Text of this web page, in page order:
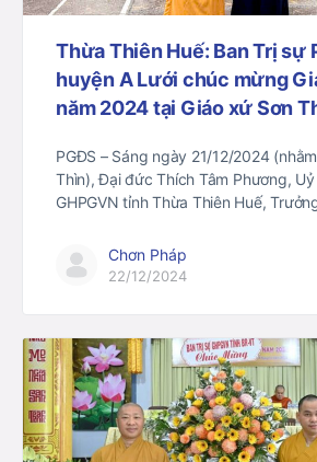
Thừa Thiên Huế: Ban Trị sự
huyện A Lưới chúc mừng
năm 2024 tại Giáo xứ Sơn
PGĐS – Sáng ngày 21/12/2024
Thìn), Đại đức Thích Tâm Phương,
GHPGVN tỉnh Thừa Thiên Huế,
Chơn Pháp
22/12/2024